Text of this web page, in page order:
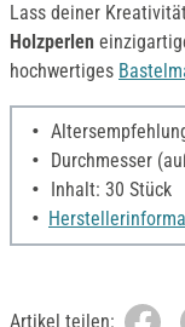
Lass deiner
Holzperlen
hochwertiges
Durchmesser
Inhalt: 30 Stück
Artikel teilen: